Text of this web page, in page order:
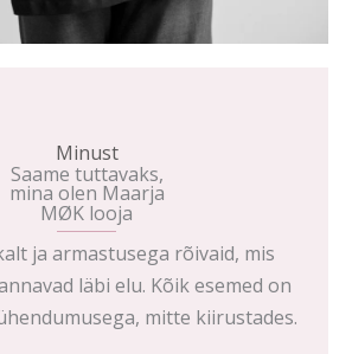
Minust
Saame tuttavaks,
mina olen Maarja
MØK looja
ja armastusega rõivaid, mis
läbi elu. Kõik esemed on
mitte kiirustades.